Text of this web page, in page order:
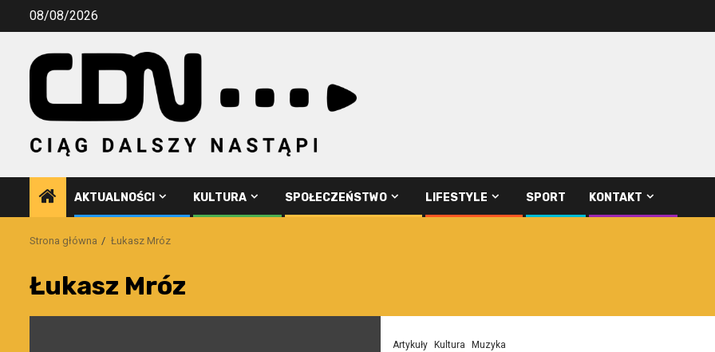
Przejdź08/08/2026
AKTUALNOŚCI KULTURA SPOŁECZEŃSTWO LIFESTYLE SPORT KONTAKT
Strona główna Łukasz Mróz
Łukasz Mróz
Artykuły Kultura Muzyka